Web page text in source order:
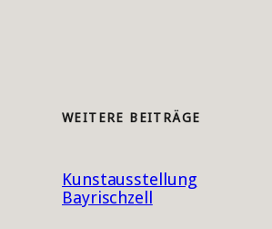
WEITERE BEITRÄGE
Kunstausstellung
Bayrischzell